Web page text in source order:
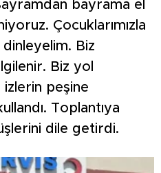
bayrama el
Çocuklarımızla
Biz
Biz yol
peşine
Toplantıya
dile getirdi.